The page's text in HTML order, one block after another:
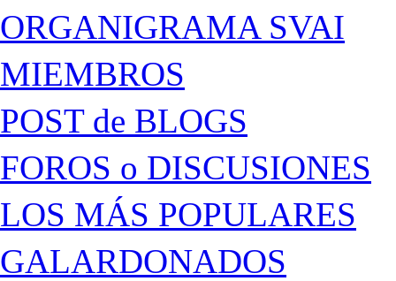
ORGANIGRAMA SVAI
MIEMBROS
POST de BLOGS
FOROS o DISCUSIONES
LOS MÁS POPULARES
GALARDONADOS